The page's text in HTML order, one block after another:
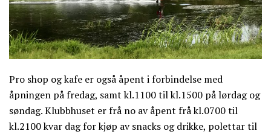
Pro shop og kafe er også åpent i forbindelse med
åpningen på fredag, samt kl.1100 til kl.1500 på lørdag og
søndag. Klubbhuset er frå no av åpent frå kl.0700 til
kl.2100 kvar dag for kjøp av snacks og drikke, polettar til